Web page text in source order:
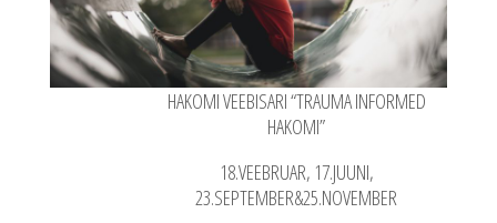
HAKOMI VEEBISARI “TRAUMA INFORMED
HAKOMI”
18.VEEBRUAR, 17.JUUNI,
23.SEPTEMBER&25.NOVEMBER